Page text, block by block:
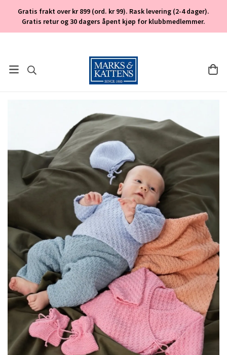
Gratis frakt over kr 899 (ord. kr 99). Rask levering (2-4 dager).
Gratis retur og 30 dagers åpent kjøp for klubbmedlemmer.